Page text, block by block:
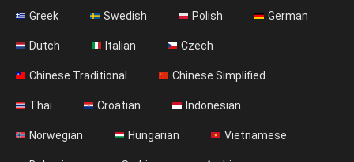
Greek Swedish Polish German
Dutch Italian Czech
Chinese Traditional Chinese Simplified
Thai Croatian Indonesian
Norwegian Hungarian Vietnamese